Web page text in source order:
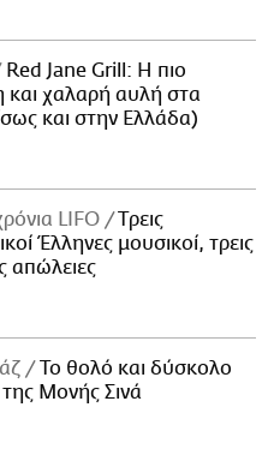
Red Jane Grill: Η πιο
και χαλαρή αυλή στα
και στην Ελλάδα)
LIFO
Tρεις
Έλληνες μουσικοί, τρεις
απώλειες
Το θολό και δύσκολο
Μονής Σινά